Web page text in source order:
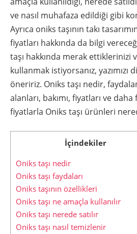
ve nasıl muhafaza edildiği gibi
Ayrıca oniks taşının takı
fiyatları hakkında da bilgi
taşı hakkında merak ettiklerinizi
kullanmak istiyorsanız, yazımızı
öneririz. Oniks taşı nedir,
alanları, bakımı, fiyatları ve daha
fiyatlarla Oniks taşı ürünleri
İçindekiler
Oniks taşı nedir
Oniks taşı faydaları
Oniks taşının özellikleri
Oniks taşı ne amaçla kullanılır
Oniks taşı nerede satılır
Oniks taşı nasıl temizlenir